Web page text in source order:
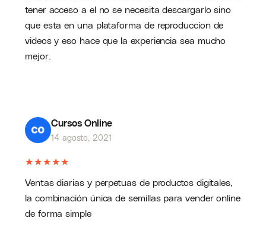
tener acceso a el no se necesita descargarlo sino
que esta en una plataforma de reproduccion de
videos y eso hace que la experiencia sea mucho
mejor.
Cursos Online
14 agosto, 2021
★★★★★
Ventas diarias y perpetuas de productos digitales,
la combinación única de semillas para vender online
de forma simple